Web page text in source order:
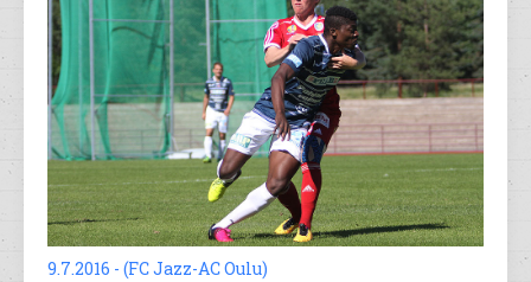
9.7.2016 - (FC Jazz-AC Oulu)